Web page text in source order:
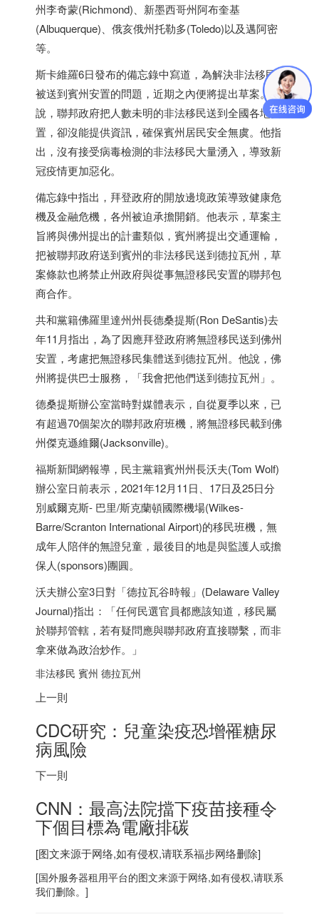
州李奇蒙(Richmond)、新墨西哥州阿布奎基
(Albuquerque)、俄亥俄州托勒多(Toledo)以及邁阿密
等。
斯卡維羅6日發布的備忘錄中寫道，為解決非法移民
被送到賓州安置的問題，近期之內便將提出草案。他
說，聯邦政府把人數未明的非法移民送到全國各地安
置，卻沒能提供資訊，確保賓州居民安全無虞。他指
出，沒有接受病毒檢測的非法移民大量湧入，導致新
冠疫情更加惡化。
備忘錄中指出，拜登政府的開放邊境政策導致健康危
機及金融危機，各州被迫承擔開銷。他表示，草案主
旨將與佛州提出的計畫類似，賓州將提出交通運輸，
把被聯邦政府送到賓州的非法移民送到德拉瓦州，草
案條款也將禁止州政府與從事無證移民安置的聯邦包
商合作。
共和黨籍佛羅里達州州長德桑提斯(Ron DeSantis)去
年11月指出，為了因應拜登政府將無證移民送到佛州
安置，考慮把無證移民集體送到德拉瓦州。他說，佛
州將提供巴士服務，「我會把他們送到德拉瓦州」。
德桑提斯辦公室當時對媒體表示，自從夏季以來，已
有超過70個架次的聯邦政府班機，將無證移民載到佛
州傑克遜維爾(Jacksonville)。
福斯新聞網報導，民主黨籍賓州州長沃夫(Tom Wolf)
辦公室日前表示，2021年12月11日、17日及25日分
別威爾克斯- 巴里/斯克蘭頓國際機場(Wilkes-
Barre/Scranton International Airport)的移民班機，無
成年人陪伴的無證兒童，最後目的地是與監護人或擔
保人(sponsors)團圓。
沃夫辦公室3日對「德拉瓦谷時報」(Delaware Valley
Journal)指出：「任何民選官員都應該知道，移民屬
於聯邦管轄，若有疑問應與聯邦政府直接聯繫，而非
拿來做為政治炒作。」
非法移民 賓州 德拉瓦州
上一則
CDC研究：兒童染疫恐增罹糖尿
病風險
下一則
CNN：最高法院擋下疫苗接種令
下個目標為電廠排碳
[图文来源于网络,如有侵权,请联系福步网络删除]
[国外服务器租用平台的图文来源于网络,如有侵权,请联系
我们删除。]